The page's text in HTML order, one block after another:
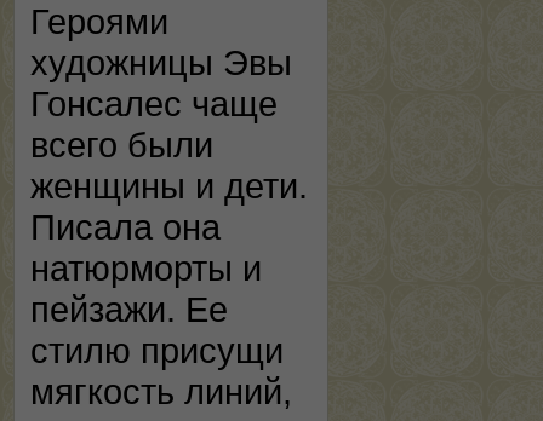
Героями
художницы Эвы
Гонсалес чаще
всего были
женщины и дети.
Писала она
натюрморты и
пейзажи. Ее
стилю присущи
мягкость линий,